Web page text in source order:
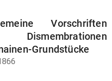
Vorschriften
Dismembrationen
Grundstücke